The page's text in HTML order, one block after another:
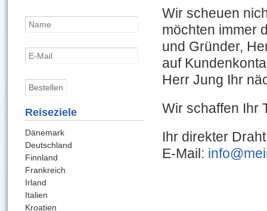
Wir scheuen
möchten immer
und Gründer,
auf
Herr Jung Ihr
Wir schaffen Ihr
Ihr direkter
E-Mail:
Reiseziele
Dänemark
Deutschland
Finnland
Frankreich
Irland
Italien
Kroatien